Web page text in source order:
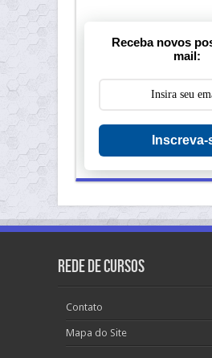
Receba novos
mail:
Inscreva-
Rede de Cursos
Contato
Mapa do Site